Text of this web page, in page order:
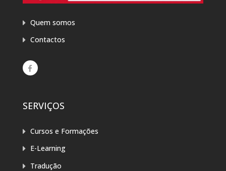
Quem somos
Contactos
SERVIÇOS
Cursos e Formações
E-Learning
Tradução